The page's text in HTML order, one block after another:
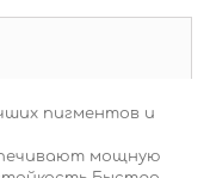
пигментов и
мощную